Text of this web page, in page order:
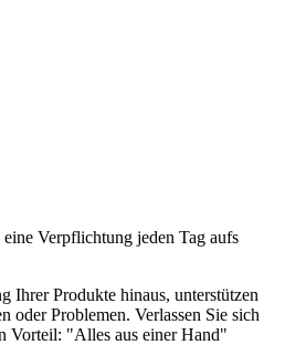
Verpflichtung jeden Tag aufs
Ihrer Produkte hinaus, unterstützen
oder Problemen. Verlassen Sie sich
Vorteil: "Alles aus einer Hand"